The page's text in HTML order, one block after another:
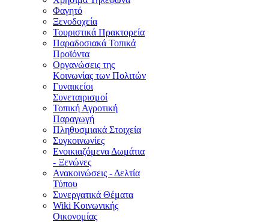
Φαγητό
Ξενοδοχεία
Τουριστικά Πρακτορεία
Παραδοσιακά Τοπικά
Προϊόντα
Οργανώσεις της
Κοινωνίας των Πολιτών
Γυναικείοι
Συνεταιρισμοί
Τοπική Αγροτική
Παραγωγή
Πληθυσμιακά Στοιχεία
Συγκοινωνίες
Ενοικιαζόμενα Δωμάτια
- Ξενώνες
Ανακοινώσεις - Δελτία
Τύπου
Συνεργατικά Θέματα
Wiki Κοινωνικής
Οικονομίας